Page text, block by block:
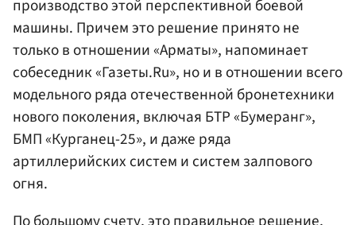
производство этой перспективной боевой
машины. Причем это решение принято не
только в отношении «Арматы», напоминает
собеседник «Газеты.Ru», но и в отношении всего
модельного ряда отечественной бронетехники
нового поколения, включая БТР «Бумеранг»,
БМП «Курганец-25», и даже ряда
артиллерийских систем и систем залпового
огня.